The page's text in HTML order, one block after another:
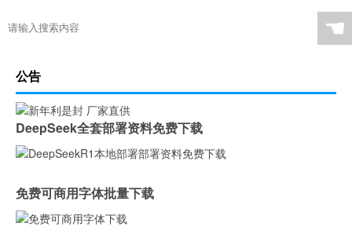
☚
公告
DeepSeek全套部署资料免费下载
免费可商用字体批量下载